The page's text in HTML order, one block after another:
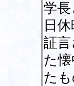
学
日
証
た
た